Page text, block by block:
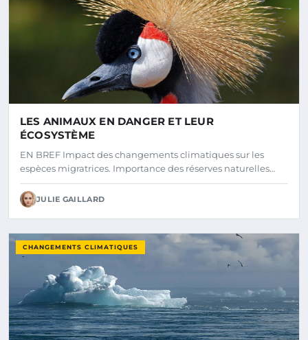
LES ANIMAUX EN DANGER ET LEUR
ÉCOSYSTÈME
EN BREF Impact des changements climatiques sur les
espèces migratrices. Importance des réserves naturelles…
JULIE GAILLARD
CHANGEMENTS CLIMATIQUES